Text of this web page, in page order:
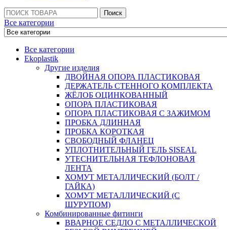
Поиск:
Поиск
Все категории
Все категории
Ekoplastik
Другие изделия
ДВОЙНАЯ ОПОРА ПЛАСТИКОВАЯ
ДЕРЖАТЕЛЬ СТЕННОГО КОМПЛЕКТА
ЖЁЛОБ ОЦИНКОВАННЫЙ
ОПОРА ПЛАСТИКОВАЯ
ОПОРА ПЛАСТИКОВАЯ С ЗАЖИМОМ
ПРОБКА ДЛИННАЯ
ПРОБКА КОРОТКАЯ
СВОБОДНЫЙ ФЛАНЕЦ
УПЛОТНИТЕЛЬНЫЙ ГЕЛЬ SISEAL
УТЕСНИТЕЛЬНАЯ ТЕФЛОНОВАЯ
ЛЕНТА
ХОМУТ МЕТАЛЛИЧЕСКИЙ (БОЛТ /
ГАЙКА)
ХОМУТ МЕТАЛЛИЧЕСКИЙ (С
ШУРУПОМ)
Комбинированные фитинги
ВВАРНОЕ СЕДЛО С МЕТАЛЛИЧЕСКОЙ